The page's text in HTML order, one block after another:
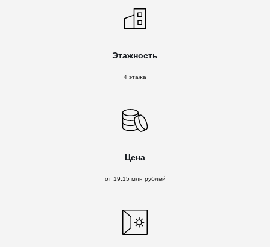
Этажность
4 этажа
Цена
от 19,15 млн рублей